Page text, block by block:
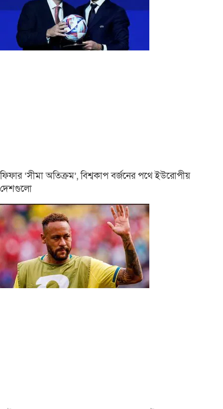
ফিফার ‘সীমা অতিক্রম’, বিশ্বকাপ বর্জনের পথে ইউরোপীয়
দেশগুলো